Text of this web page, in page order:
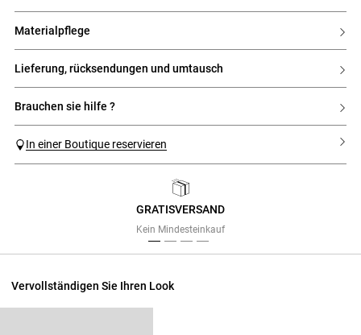
- CP-Stickerei
- Stützband an den Seiten des Kragens
- Rippbündchen auf Schulterhöhe
materialpflege
lieferung, rücksendungen und umtausch
brauchen sie hilfe ?
In einer Boutique reservieren
GRATISVERSAND
Kein Mindesteinkauf
Vervollständigen Sie Ihren Look